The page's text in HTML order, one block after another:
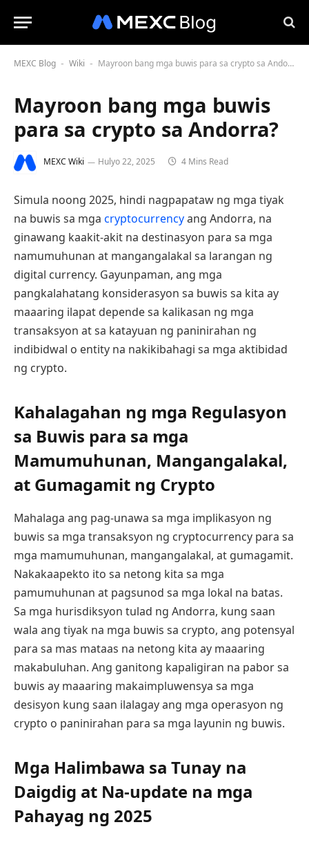
MEXC Blog - Wiki - Mayroon bang mga buwis para sa crypto sa Andorra?
Mayroon bang mga buwis
para sa crypto sa Andorra?
MEXC Wiki Hulyo 22, 2025 4 Mins Read
Simula noong 2025, hindi nagpapataw ng mga tiyak
na buwis sa mga cryptocurrencyang Andorra, na
ginawang kaakit-akit na destinasyon para sa mga
namumuhunan at mangangalakal sa larangan ng
digital currency. Gayunpaman, ang mga
pangkalahatang konsiderasyon sa buwis sa kita ay
maaaring ilapat depende sa kalikasan ng mga
transaksyon at sa katayuan ng paninirahan ng
indibidwal o entity na nakikibahagi sa mga aktibidad
ng crypto.
Kahalagahan ng mga Regulasyon
sa Buwis para sa mga
Mamumuhunan, Mangangalakal,
at Gumagamit ng Crypto
Mahalaga ang pag-unawa sa mga implikasyon ng
buwis sa mga transaksyon ng cryptocurrency para sa
mga mamumuhunan, mangangalakal, at gumagamit.
Nakakaapekto ito sa netong kita sa mga
pamumuhunan at pagsunod sa mga lokal na batas.
Sa mga hurisdiksyon tulad ng Andorra, kung saan
wala ang tiyak na mga buwis sa crypto, ang potensyal
para sa mas mataas na netong kita ay maaaring
makabuluhan. Ang ganitong kapaligiran na pabor sa
buwis ay maaaring makaimpluwensya sa mga
desisyon kung saan ilalagay ang mga operasyon ng
crypto o paninirahan para sa mga layunin ng buwis.
Mga Halimbawa sa Tunay na
Daigdig at Na-update na mga
Pahayag ng 2025